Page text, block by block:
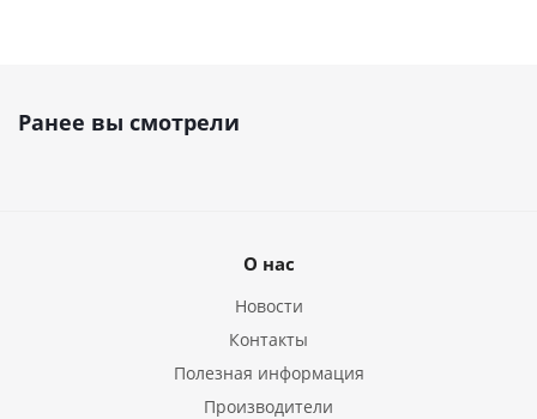
Ранее вы смотрели
О нас
Новости
Контакты
Полезная информация
Производители